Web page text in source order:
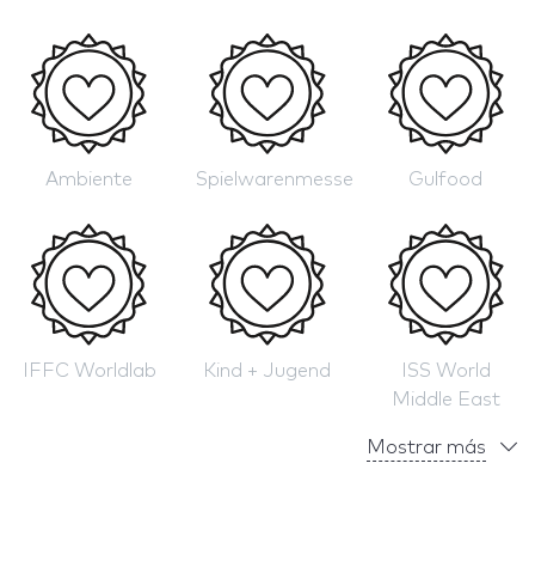
Ambiente Spielwarenmesse Gulfood
IFFC Worldlab Kind + Jugend
ISS World
Middle East
Mostrar más